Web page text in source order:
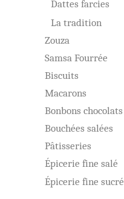
Dattes farcies
La tradition
Zouza
Samsa Fourrée
Biscuits
Macarons
Bonbons chocolats
Bouchées salées
Pâtisseries
Épicerie fine salé
Épicerie fine sucré